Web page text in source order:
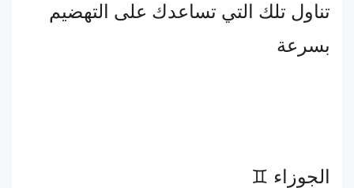
تناول تلك التي تساعدك على التهضيم
بسرعة
الجوزاء ♊